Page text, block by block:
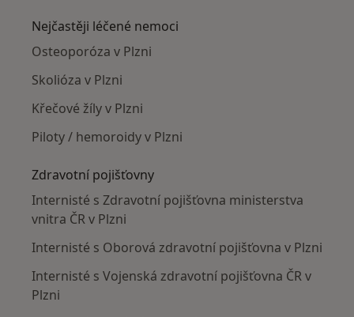
Nejčastěji léčené nemoci
Osteoporóza v Plzni
Skolióza v Plzni
Křečové žíly v Plzni
Piloty / hemoroidy v Plzni
Zdravotní pojišťovny
Internisté s Zdravotní pojišťovna ministerstva
vnitra ČR v Plzni
Internisté s Oborová zdravotní pojišťovna v Plzni
Internisté s Vojenská zdravotní pojišťovna ČR v
Plzni